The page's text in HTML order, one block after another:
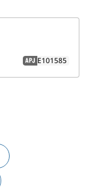
APJ E101585